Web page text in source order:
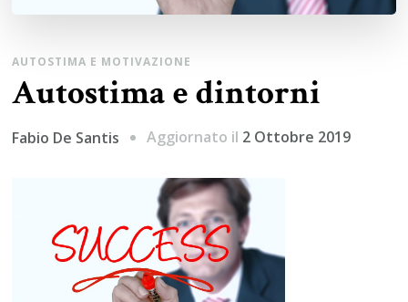
AUTOSTIMA E MOTIVAZIONE
Autostima e dintorni
Fabio De Santis Aggiornato il 2 Ottobre 2019